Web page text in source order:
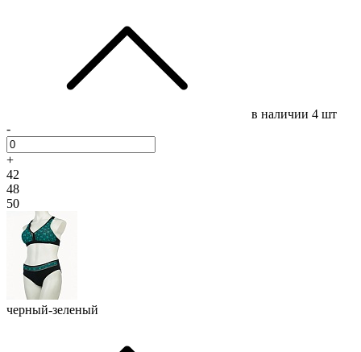
в наличии 4 шт
-
+
42
48
50
черный-зеленый